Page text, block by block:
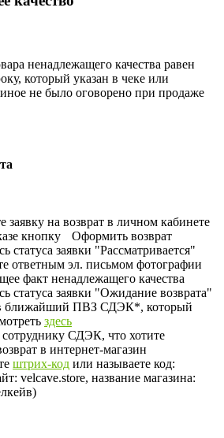
ненадлежащего качества равен
который указан в чеке или
не было оговорено при продаже
заявку на возврат в личном кабинете
кнопку
Оформить возврат
статуса заявки "Рассматривается"
ответным эл. письмом фотографии
факт ненадлежащего качества
статуса заявки "Ожидание возврата"
ближайший ПВЗ СДЭК*, который
здесь
СДЭК, что хотите
в интернет-магазин
штрих-код или называете код:
velcave.store, название магазина: